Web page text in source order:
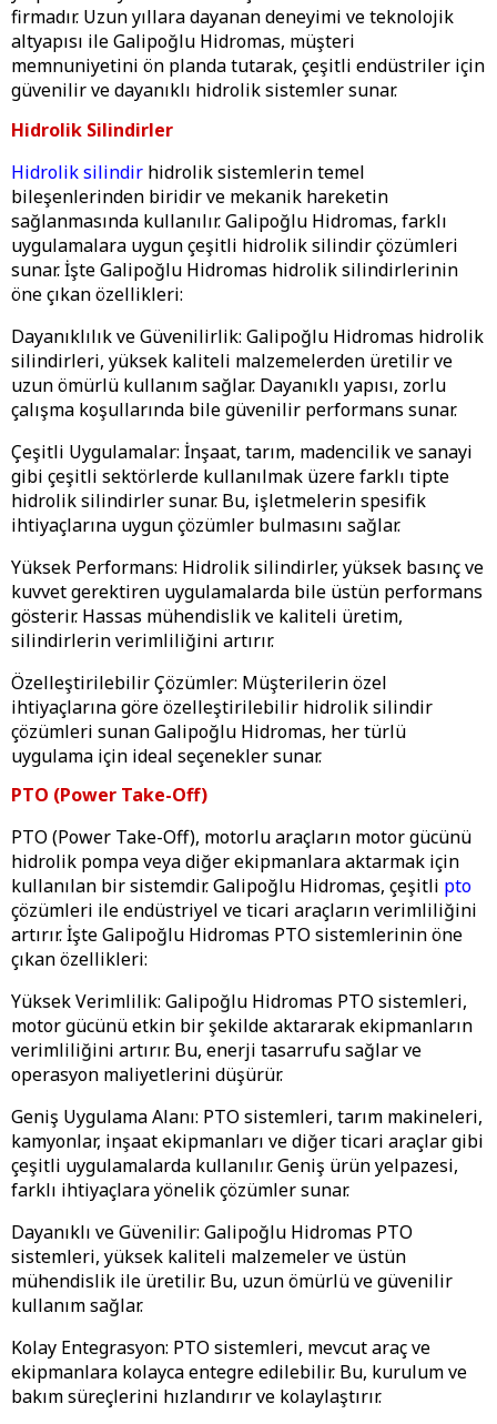
firmadır. Uzun yıllara dayanan deneyimi ve teknolojik
altyapısı ile Galipoğlu Hidromas, müşteri
memnuniyetini ön planda tutarak, çeşitli endüstriler için
güvenilir ve dayanıklı hidrolik sistemler sunar.
Hidrolik Silindirler
Hidrolik silindir hidrolik sistemlerin temel
bileşenlerinden biridir ve mekanik hareketin
sağlanmasında kullanılır. Galipoğlu Hidromas, farklı
uygulamalara uygun çeşitli hidrolik silindir çözümleri
sunar. İşte Galipoğlu Hidromas hidrolik silindirlerinin
öne çıkan özellikleri:
Dayanıklılık ve Güvenilirlik: Galipoğlu Hidromas hidrolik
silindirleri, yüksek kaliteli malzemelerden üretilir ve
uzun ömürlü kullanım sağlar. Dayanıklı yapısı, zorlu
çalışma koşullarında bile güvenilir performans sunar.
Çeşitli Uygulamalar: İnşaat, tarım, madencilik ve sanayi
gibi çeşitli sektörlerde kullanılmak üzere farklı tipte
hidrolik silindirler sunar. Bu, işletmelerin spesifik
ihtiyaçlarına uygun çözümler bulmasını sağlar.
Yüksek Performans: Hidrolik silindirler, yüksek basınç ve
kuvvet gerektiren uygulamalarda bile üstün performans
gösterir. Hassas mühendislik ve kaliteli üretim,
silindirlerin verimliliğini artırır.
Özelleştirilebilir Çözümler: Müşterilerin özel
ihtiyaçlarına göre özelleştirilebilir hidrolik silindir
çözümleri sunan Galipoğlu Hidromas, her türlü
uygulama için ideal seçenekler sunar.
PTO (Power Take-Off)
PTO (Power Take-Off), motorlu araçların motor gücünü
hidrolik pompa veya diğer ekipmanlara aktarmak için
kullanılan bir sistemdir. Galipoğlu Hidromas, çeşitli pto
çözümleri ile endüstriyel ve ticari araçların verimliliğini
artırır. İşte Galipoğlu Hidromas PTO sistemlerinin öne
çıkan özellikleri:
Yüksek Verimlilik: Galipoğlu Hidromas PTO sistemleri,
motor gücünü etkin bir şekilde aktararak ekipmanların
verimliliğini artırır. Bu, enerji tasarrufu sağlar ve
operasyon maliyetlerini düşürür.
Geniş Uygulama Alanı: PTO sistemleri, tarım makineleri,
kamyonlar, inşaat ekipmanları ve diğer ticari araçlar gibi
çeşitli uygulamalarda kullanılır. Geniş ürün yelpazesi,
farklı ihtiyaçlara yönelik çözümler sunar.
Dayanıklı ve Güvenilir: Galipoğlu Hidromas PTO
sistemleri, yüksek kaliteli malzemeler ve üstün
mühendislik ile üretilir. Bu, uzun ömürlü ve güvenilir
kullanım sağlar.
Kolay Entegrasyon: PTO sistemleri, mevcut araç ve
ekipmanlara kolayca entegre edilebilir. Bu, kurulum ve
bakım süreçlerini hızlandırır ve kolaylaştırır.